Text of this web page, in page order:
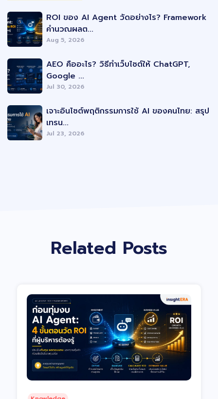
ROI ของ AI Agent วัดอย่างไร? Framework
คำนวณผลต...
Aug 5, 2026
AEO คืออะไร? วิธีทำเว็บไซต์ให้ ChatGPT,
Google ...
Jul 30, 2026
เจาะอินไซต์พฤติกรรมการใช้ AI ของคนไทย: สรุป
เทรน...
Jul 23, 2026
Related Posts